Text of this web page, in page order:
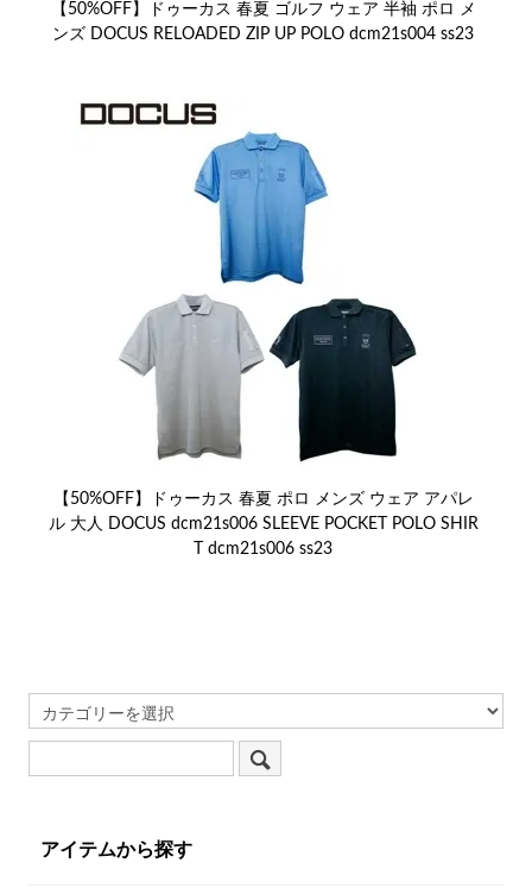
【50%OFF】ドゥーカス 春夏 ゴルフ ウェア 半袖 ポロ メ
ンズ DOCUS RELOADED ZIP UP POLO dcm21s004 ss23
【50%OFF】ドゥーカス 春夏 ポロ メンズ ウェア アパレ
ル 大人 DOCUS dcm21s006 SLEEVE POCKET POLO SHIR
T dcm21s006 ss23
アイテムから探す